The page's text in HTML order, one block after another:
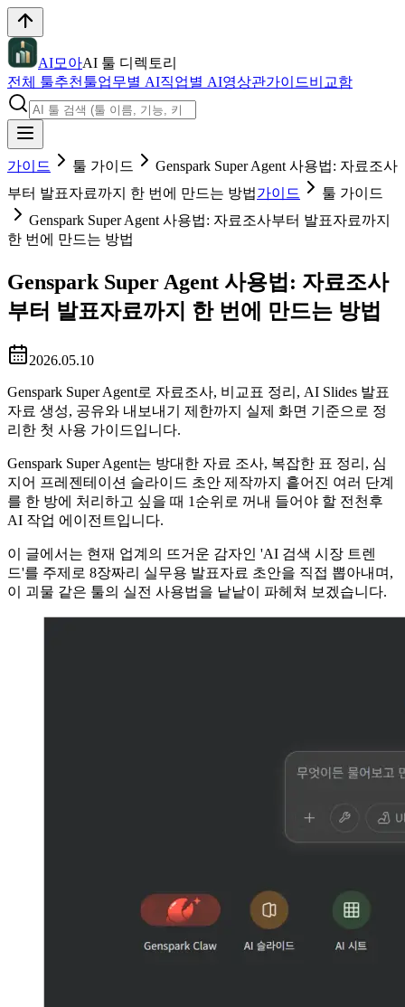
AI모아AI 툴 디렉토리
전체 툴추천툴업무별 AI직업별 AI영상관가이드비교함
가이드 툴 가이드
Genspark Super Agent 사용법: 자료조사
부터 발표자료까지 한 번에 만드는 방법가이드
툴 가이드
Genspark Super Agent 사용법: 자료조사부터 발표자료까지
한 번에 만드는 방법
Genspark Super Agent 사용법: 자료조사
부터 발표자료까지 한 번에 만드는 방법
2026.05.10
Genspark Super Agent로 자료조사, 비교표 정리, AI Slides 발표
자료 생성, 공유와 내보내기 제한까지 실제 화면 기준으로 정
리한 첫 사용 가이드입니다.
Genspark Super Agent는 방대한 자료 조사, 복잡한 표 정리, 심
지어 프레젠테이션 슬라이드 초안 제작까지 흩어진 여러 단계
를 한 방에 처리하고 싶을 때 1순위로 꺼내 들어야 할 전천후
AI 작업 에이전트입니다.
이 글에서는 현재 업계의 뜨거운 감자인 'AI 검색 시장 트렌
드'를 주제로 8장짜리 실무용 발표자료 초안을 직접 뽑아내며,
이 괴물 같은 툴의 실전 사용법을 낱낱이 파헤쳐 보겠습니다.